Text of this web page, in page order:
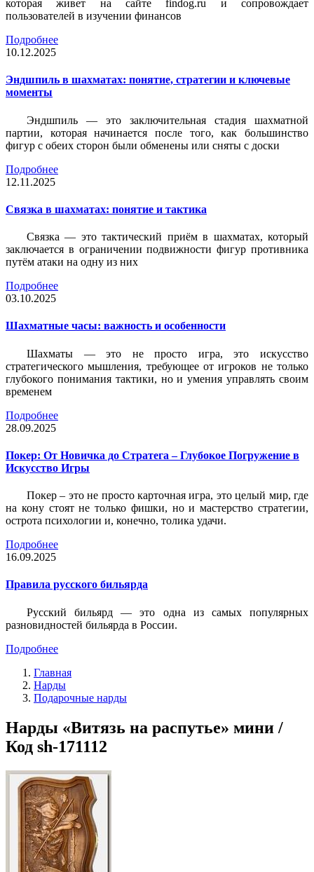
которая живет на сайте findog.ru и сопровождает
пользователей в изучении финансов
Подробнее
10.12.2025
Эндшпиль в шахматах: понятие, стратегии и ключевые
моменты
Эндшпиль — это заключительная стадия шахматной
партии, которая начинается после того, как большинство
фигур с обеих сторон были обменены или сняты с доски
Подробнее
12.11.2025
Связка в шахматах: понятие и тактика
Связка — это тактический приём в шахматах, который
заключается в ограничении подвижности фигур противника
путём атаки на одну из них
Подробнее
03.10.2025
Шахматные часы: важность и особенности
Шахматы — это не просто игра, это искусство
стратегического мышления, требующее от игроков не только
глубокого понимания тактики, но и умения управлять своим
временем
Подробнее
28.09.2025
Покер: От Новичка до Стратега – Глубокое Погружение в
Искусство Игры
Покер – это не просто карточная игра, это целый мир, где
на кону стоят не только фишки, но и мастерство стратегии,
острота психологии и, конечно, толика удачи.
Подробнее
16.09.2025
Правила русского бильярда
Русский бильярд — это одна из самых популярных
разновидностей бильярда в России.
Подробнее
Главная
Нарды
Подарочные нарды
Нарды «Витязь на распутье» мини /
Код sh-171112